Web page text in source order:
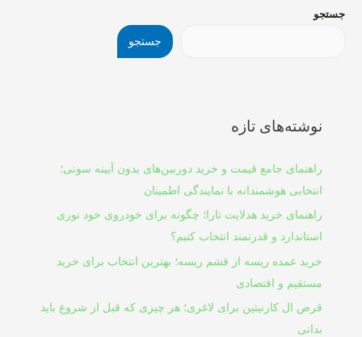
جستجو
جستجو
نوشته‌های تازه
راهنمای جامع قیمت و خرید دوربین‌های بدون آیینه سونی؛
انتخابی هوشمندانه با نمایندگی اطمینان
راهنمای خرید هدلایت تارا؛ چگونه برای خودروی خود نوری
استاندارد و قدرتمند انتخاب کنیم؟
خرید عمده ریسه از قشم ریسه؛ بهترین انتخاب برای خرید
مستقیم و اقتصادی
قرص ال کارنیتین برای لاغری؛ هر چیزی که قبل از شروع باید
بدانی